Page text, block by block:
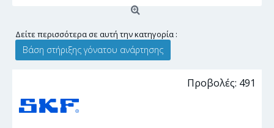
Δείτε περισσότερα σε αυτή την κατηγορία :
Βάση στήριξης γόνατου ανάρτησης
Προβολές: 491